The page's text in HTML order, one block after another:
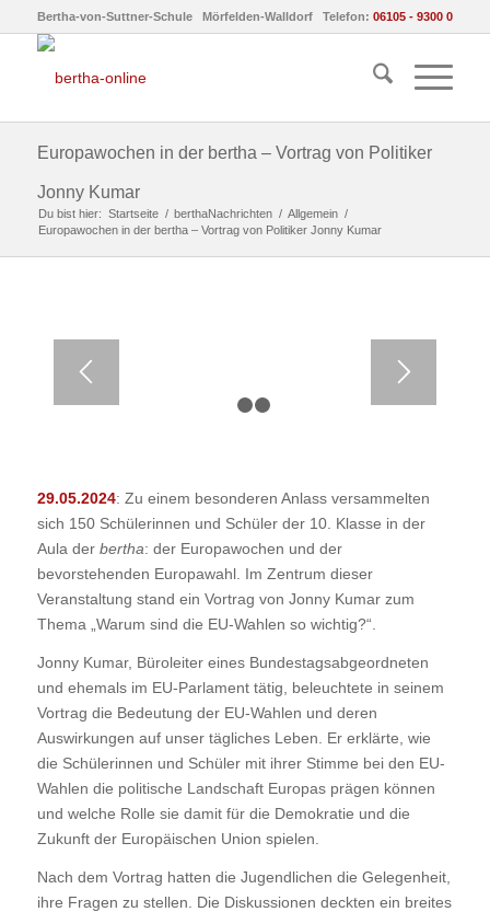
Bertha-von-Suttner-Schule Mörfelden-Walldorf Telefon: 06105 - 9300 0
Europawochen in der bertha – Vortrag von Politiker
Jonny Kumar
Du bist hier: Startseite / berthaNachrichten / Allgemein /
Europawochen in der bertha – Vortrag von Politiker Jonny Kumar
29.05.2024: Zu einem besonderen Anlass versammelten
sich 150 Schülerinnen und Schüler der 10. Klasse in der
Aula der bertha: der Europawochen und der
bevorstehenden Europawahl. Im Zentrum dieser
Veranstaltung stand ein Vortrag von Jonny Kumar zum
Thema „Warum sind die EU-Wahlen so wichtig?“.
Jonny Kumar, Büroleiter eines Bundestagsabgeordneten
und ehemals im EU-Parlament tätig, beleuchtete in seinem
Vortrag die Bedeutung der EU-Wahlen und deren
Auswirkungen auf unser tägliches Leben. Er erklärte, wie
die Schülerinnen und Schüler mit ihrer Stimme bei den EU-
Wahlen die politische Landschaft Europas prägen können
und welche Rolle sie damit für die Demokratie und die
Zukunft der Europäischen Union spielen.
Nach dem Vortrag hatten die Jugendlichen die Gelegenheit,
ihre Fragen zu stellen. Die Diskussionen deckten ein breites